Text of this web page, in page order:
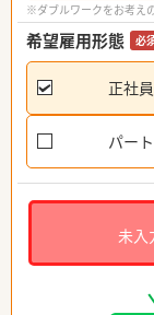
※ダブルワークをお考え
希望雇用形態 必
正社員
パート
未入